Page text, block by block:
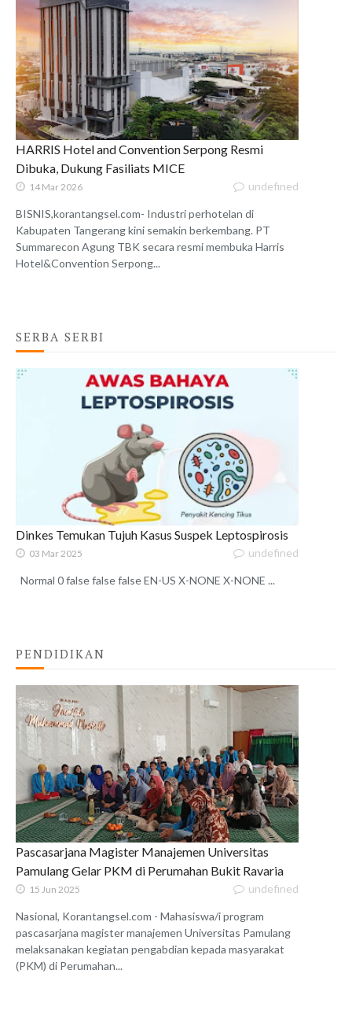
HARRIS Hotel and Convention Serpong Resmi
Dibuka, Dukung Fasiliats MICE
14 Mar 2026 undefined
BISNIS,korantangsel.com- Industri perhotelan di
Kabupaten Tangerang kini semakin berkembang. PT
Summarecon Agung TBK secara resmi membuka Harris
Hotel&Convention Serpong...
SERBA SERBI
Dinkes Temukan Tujuh Kasus Suspek Leptospirosis
03 Mar 2025 undefined
Normal 0 false false false EN-US X-NONE X-NONE ...
PENDIDIKAN
Pascasarjana Magister Manajemen Universitas
Pamulang Gelar PKM di Perumahan Bukit Ravaria
15 Jun 2025 undefined
Nasional, Korantangsel.com - Mahasiswa/i program
pascasarjana magister manajemen Universitas Pamulang
melaksanakan kegiatan pengabdian kepada masyarakat
(PKM) di Perumahan...